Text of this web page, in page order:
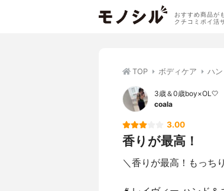
おすすめ商品が
クチコミポイ活
TOP ボディケア ハ
3歳＆0歳boy×OL🤍
coala
3.00
香りが最高！
＼香りが最高！もっち